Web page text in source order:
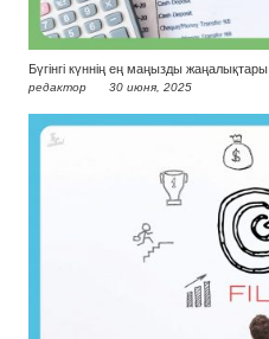
Бүгінгі күннің ең маңызды жаңалықтары
редактор 30 июня, 2025